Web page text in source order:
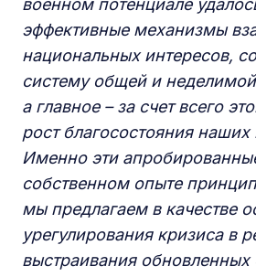
военном потенциале
эффективные механизмы
национальных интересов,
систему общей и
а главное – за счет всего
рост благосостояния
Именно эти
собственном опыте
мы предлагаем в качестве
урегулирования кризиса в
выстраивания обновленных